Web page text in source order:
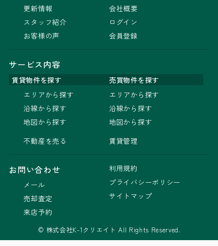
更新情報
スタッフ紹介
お客様の声
会社概要
ログイン
会員登録
サービス内容
賃貸物件を探す
売買物件を探す
エリアから探す
沿線から探す
地図から探す
不動産を売る
エリアから探す
沿線から探す
地図から探す
賃貸管理
お問い合わせ
メール
売却査定
来店予約
利用規約
プライバシーポリシー
サイトマップ
© 株式会社K-1クリエイト All Rights Reserved.